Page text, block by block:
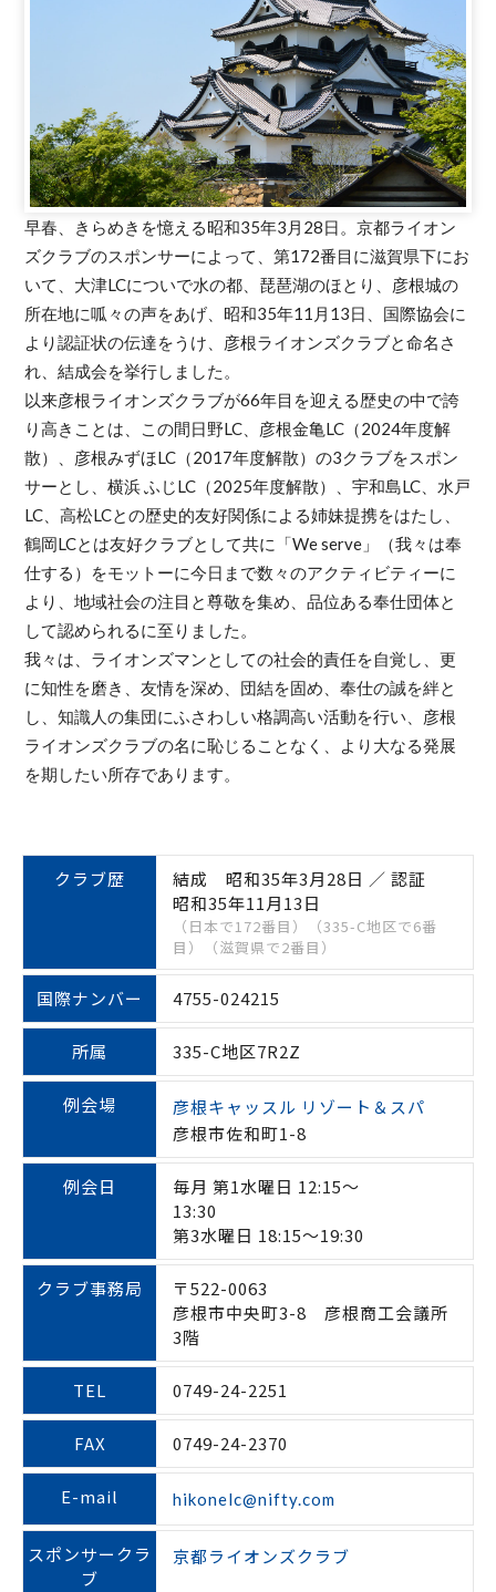
早春、きらめきを憶える昭和35年3月28日。京都ライオン
ズクラブのスポンサーによって、第172番目に滋賀県下にお
いて、大津LCについで水の都、琵琶湖のほとり、彦根城の
所在地に呱々の声をあげ、昭和35年11月13日、国際協会に
より認証状の伝達をうけ、彦根ライオンズクラブと命名さ
れ、結成会を挙行しました。
以来彦根ライオンズクラブが66年目を迎える歴史の中で誇
り高きことは、この間日野LC、彦根金亀LC（2024年度解
散）、彦根みずほLC（2017年度解散）の3クラブをスポン
サーとし、横浜 ふじLC（2025年度解散）、宇和島LC、水戸
LC、高松LCとの歴史的友好関係による姉妹提携をはたし、
鶴岡LCとは友好クラブとして共に「We serve」（我々は奉
仕する）をモットーに今日まで数々のアクティビティーに
より、地域社会の注目と尊敬を集め、品位ある奉仕団体と
して認められるに至りました。
我々は、ライオンズマンとしての社会的責任を自覚し、更
に知性を磨き、友情を深め、団結を固め、奉仕の誠を絆と
し、知識人の集団にふさわしい格調高い活動を行い、彦根
ライオンズクラブの名に恥じることなく、より大なる発展
を期したい所存であります。
クラブ歴
結成 昭和35年3月28日 ／ 認証
昭和35年11月13日
（日本で172番目）（335-C地区で6番
目）（滋賀県で2番目）
国際ナンバー 4755-024215
所属 335-C地区7R2Z
例会場 彦根キャッスル リゾート＆スパ
彦根市佐和町1-8
例会日
毎月 第1水曜日 12:15～
13:30
第3水曜日 18:15～19:30
クラブ事務局
〒522-0063
彦根市中央町3-8 彦根商工会議所
3階
TEL 0749-24-2251
FAX 0749-24-2370
E-mail hikonelc@nifty.com
スポンサークラ
ブ
京都ライオンズクラブ